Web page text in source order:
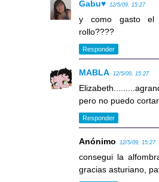
Gabu♥ 12/5/09, 15:27
y como gasto el
rollo????
Responder
MABLA 12/5/09, 15:27
pero no puedo
Responder
Anónimo 12/5/09, 15:27
consegui la
gracias asturiano,